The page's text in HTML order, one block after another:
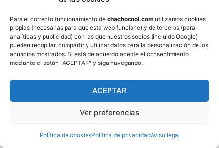
Para el correcto funcionamiento de chachocool.com utilizamos cookies
propias (necesarias para que esta web funcione) y de terceros (para
analíticas y publicidad) con las que nuestros socios (incluido Google)
pueden recopilar, compartir y utilizar datos para la personalización de los
anuncios mostrados. Si está de acuerdo acepte el consentimiento
mediante el botón "ACEPTAR" y siga navegando.
ACEPTAR
Ver preferencias
Política de cookiesPolítica de privacidadAviso legal
Setup has created a log file /home/chacho/
2.12.1/ocs_server_setup.log. Please,
If you encounter error while running OCS
server,
we can ask you to show us its content !
DON'T FORGET TO RESTART APACHE DAEMON !
habrá quedado instalado OCS Inventory